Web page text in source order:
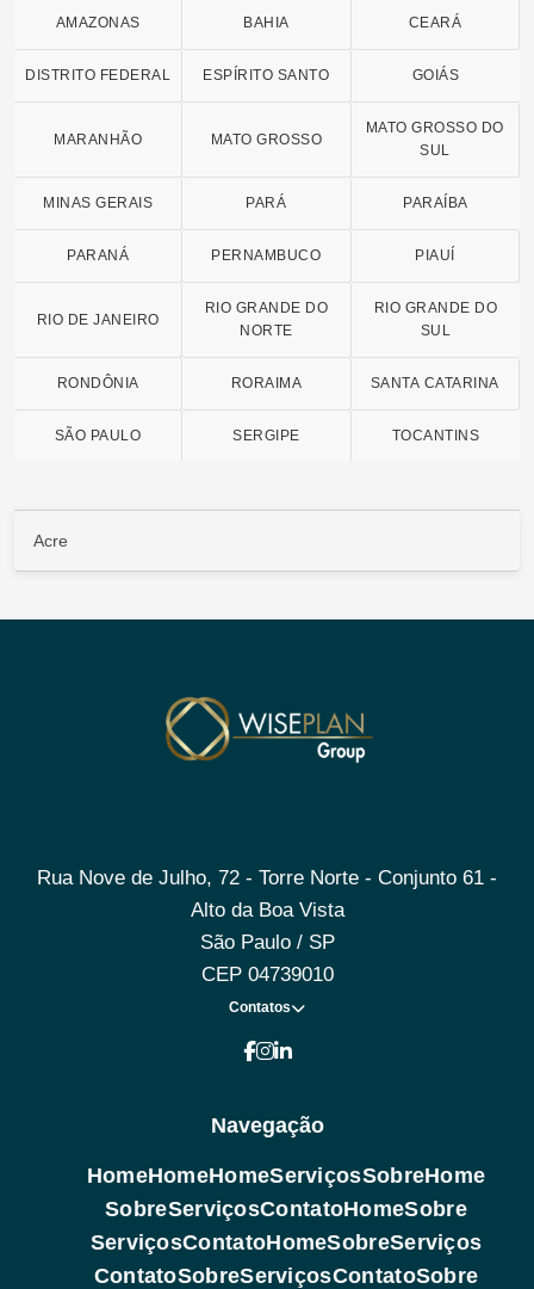
AMAZONAS BAHIA CEARÁ
DISTRITO FEDERAL ESPÍRITO SANTO GOIÁS
MARANHÃO MATO GROSSO
MATO GROSSO DO
SUL
MINAS GERAIS PARÁ PARAÍBA
PARANÁ PERNAMBUCO PIAUÍ
RIO DE JANEIRO
RIO GRANDE DO
NORTE
RIO GRANDE DO
SUL
RONDÔNIA RORAIMA SANTA CATARINA
SÃO PAULO SERGIPE TOCANTINS
Acre
Rua Nove de Julho, 72 - Torre Norte - Conjunto 61 -
Alto da Boa Vista
São Paulo / SP
CEP 04739010
Contatos
Navegação
HomeHomeHomeServiçosSobreHome
SobreServiçosContatoHomeSobre
ServiçosContatoHomeSobreServiços
ContatoSobreServiçosContatoSobre